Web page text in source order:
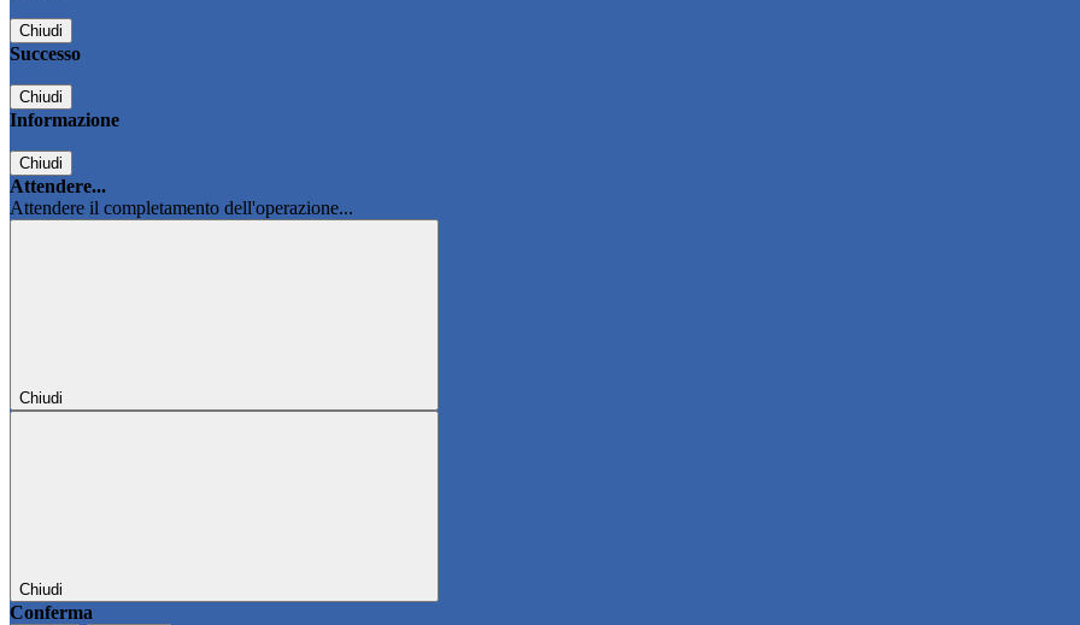
Chiudi
Successo
Chiudi
Informazione
Chiudi
Attendere...
Attendere il completamento dell'operazione...
Chiudi
Chiudi
Conferma